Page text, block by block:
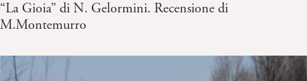
“La Gioia” di N. Gelormini. Recensione di
M.Montemurro